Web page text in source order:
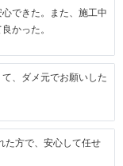
できた。また、施工中
かった。
、ダメ元でお願いした
た方で、安心して任せ